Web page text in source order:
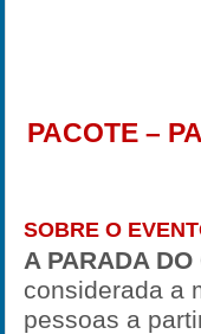
PACOTE –
SOBRE O
A PARADA
considerada a
pessoas a